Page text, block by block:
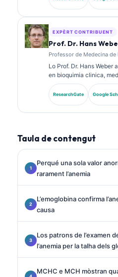
quimia clinica e a
EXPÈRT CONTRIBUENT
Prof. Dr. Hans
Professor de Medecina
Lo Prof. Dr. Hans Weber
en bioquimia clinica,
sus biomarcadors.
Alemana de Quimia
l’analisi de panèls
ResearchGate Google
Taula de contengut
Perqué una sola valor
rarament l’anemia
L’emoglobina confirma
causa
Los patrons de l’examen
l’anemia per la talha dels
MCHC e MCH mòstran